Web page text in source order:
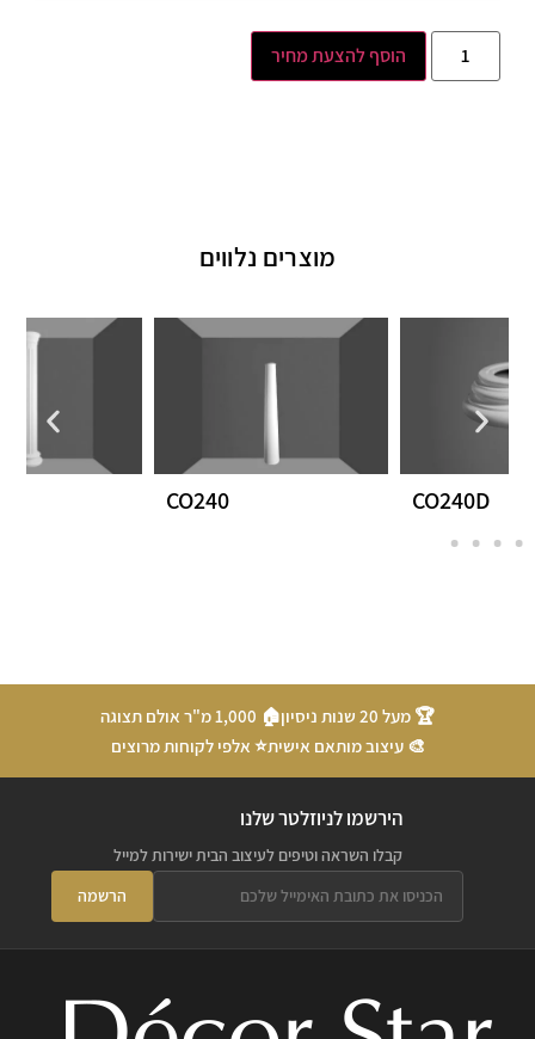
הוסף להצעת מחיר
מוצרים נלווים
🏆 מעל 20 שנות ניסיון
🏠 1,000 מ"ר אולם תצוגה
🎨 עיצוב מותאם אישית⭐ אלפי לקוחות מרוצים
הירשמו לניוזלטר שלנו
קבלו השראה וטיפים לעיצוב הבית ישירות למייל
הרשמה